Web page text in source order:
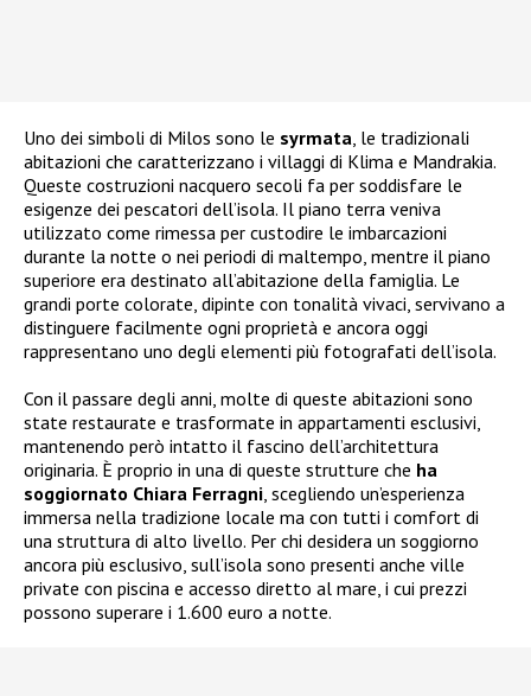
Uno dei simboli di Milos sono le syrmata, le tradizionali
abitazioni che caratterizzano i villaggi di Klima e Mandrakia.
Queste costruzioni nacquero secoli fa per soddisfare le
esigenze dei pescatori dell’isola. Il piano terra veniva
utilizzato come rimessa per custodire le imbarcazioni
durante la notte o nei periodi di maltempo, mentre il piano
superiore era destinato all’abitazione della famiglia. Le
grandi porte colorate, dipinte con tonalità vivaci, servivano a
distinguere facilmente ogni proprietà e ancora oggi
rappresentano uno degli elementi più fotografati dell’isola.
Con il passare degli anni, molte di queste abitazioni sono
state restaurate e trasformate in appartamenti esclusivi,
mantenendo però intatto il fascino dell’architettura
originaria. È proprio in una di queste strutture che ha
soggiornato Chiara Ferragni, scegliendo un’esperienza
immersa nella tradizione locale ma con tutti i comfort di
una struttura di alto livello. Per chi desidera un soggiorno
ancora più esclusivo, sull’isola sono presenti anche ville
private con piscina e accesso diretto al mare, i cui prezzi
possono superare i 1.600 euro a notte.